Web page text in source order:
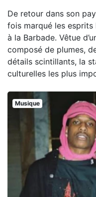
De retour dans son
fois marqué les
à la Barbade. Vêtue
composé de plumes,
détails scintillants, la
culturelles les plus
Musique